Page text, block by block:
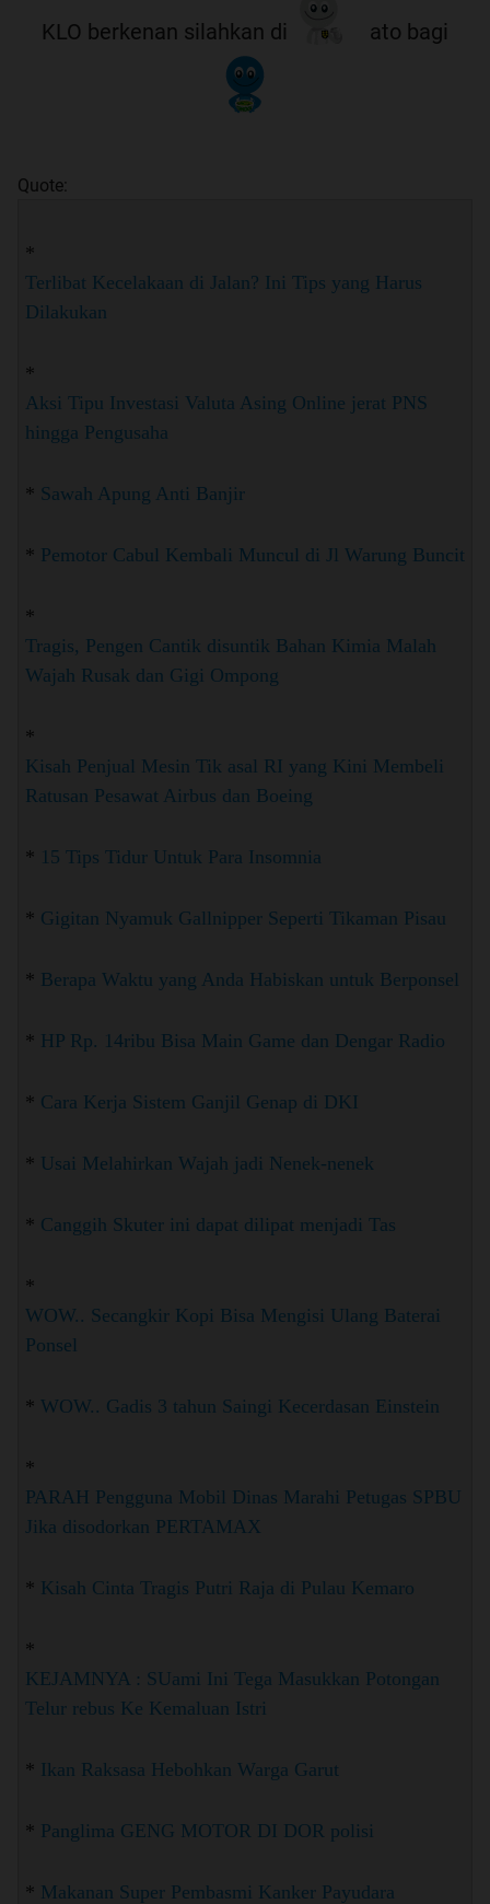
KLO berkenan silahkan di ato bagi
Quote:
*
Terlibat Kecelakaan di Jalan? Ini Tips yang Harus
Dilakukan
*
Aksi Tipu Investasi Valuta Asing Online jerat PNS
hingga Pengusaha
* Sawah Apung Anti Banjir
* Pemotor Cabul Kembali Muncul di Jl Warung Buncit
*
Tragis, Pengen Cantik disuntik Bahan Kimia Malah
Wajah Rusak dan Gigi Ompong
*
Kisah Penjual Mesin Tik asal RI yang Kini Membeli
Ratusan Pesawat Airbus dan Boeing
* 15 Tips Tidur Untuk Para Insomnia
* Gigitan Nyamuk Gallnipper Seperti Tikaman Pisau
* Berapa Waktu yang Anda Habiskan untuk Berponsel
* HP Rp. 14ribu Bisa Main Game dan Dengar Radio
* Cara Kerja Sistem Ganjil Genap di DKI
* Usai Melahirkan Wajah jadi Nenek-nenek
* Canggih Skuter ini dapat dilipat menjadi Tas
*
WOW.. Secangkir Kopi Bisa Mengisi Ulang Baterai
Ponsel
* WOW.. Gadis 3 tahun Saingi Kecerdasan Einstein
*
PARAH Pengguna Mobil Dinas Marahi Petugas SPBU
Jika disodorkan PERTAMAX
* Kisah Cinta Tragis Putri Raja di Pulau Kemaro
*
KEJAMNYA : SUami Ini Tega Masukkan Potongan
Telur rebus Ke Kemaluan Istri
* Ikan Raksasa Hebohkan Warga Garut
* Panglima GENG MOTOR DI DOR polisi
* Makanan Super Pembasmi Kanker Payudara